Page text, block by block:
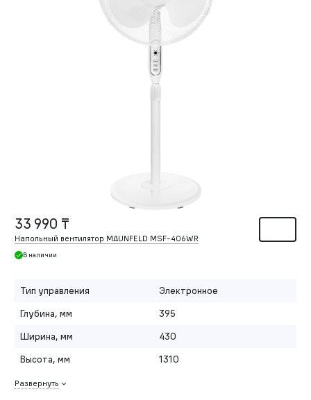
33 990 ₸
Напольный вентилятор MAUNFELD MSF-406WR
В наличии
Тип управления
Электронное
Глубина, мм
395
Ширина, мм
430
Высота, мм
1310
Развернуть